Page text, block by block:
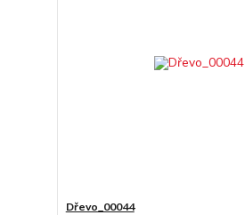
Dřevo_00044